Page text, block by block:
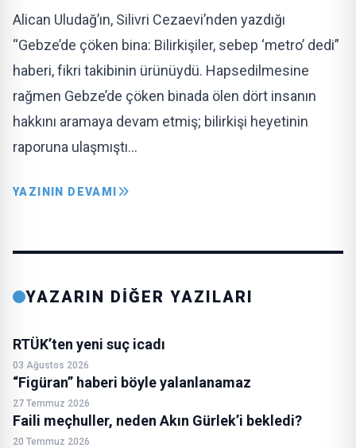
Alican Uludağ’ın, Silivri Cezaevi’nden yazdığı
“Gebze’de çöken bina: Bilirkişiler, sebep ‘metro’ dedi”
haberi, fikri takibinin ürünüydü. Hapsedilmesine
rağmen Gebze’de çöken binada ölen dört insanın
hakkını aramaya devam etmiş; bilirkişi heyetinin
raporuna ulaşmıştı…
YAZININ DEVAMI
YAZARIN DİĞER YAZILARI
RTÜK’ten yeni suç icadı
03 Ağustos 2026
“Figüran” haberi böyle yalanlanamaz
27 Temmuz 2026
Faili meçhuller, neden Akın Gürlek’i bekledi?
20 Temmuz 2026